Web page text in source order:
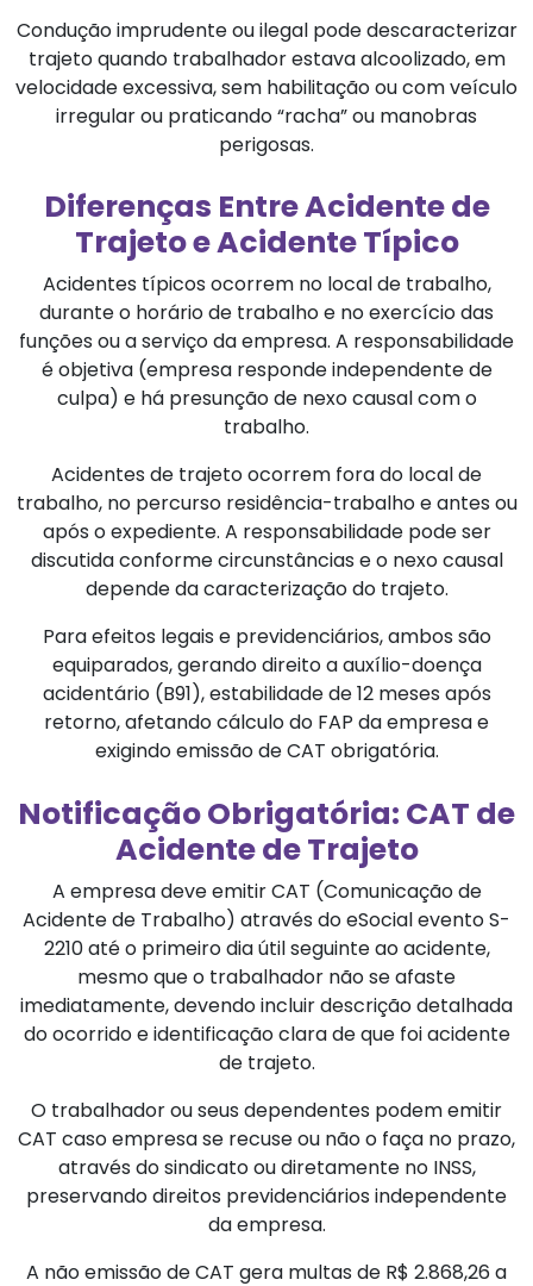
Condução imprudente ou ilegal pode descaracterizar
trajeto quando trabalhador estava alcoolizado, em
velocidade excessiva, sem habilitação ou com veículo
irregular ou praticando “racha” ou manobras
perigosas.
Diferenças Entre Acidente de
Trajeto e Acidente Típico
Acidentes típicos ocorrem no local de trabalho,
durante o horário de trabalho e no exercício das
funções ou a serviço da empresa. A responsabilidade
é objetiva (empresa responde independente de
culpa) e há presunção de nexo causal com o
trabalho.
Acidentes de trajeto ocorrem fora do local de
trabalho, no percurso residência-trabalho e antes ou
após o expediente. A responsabilidade pode ser
discutida conforme circunstâncias e o nexo causal
depende da caracterização do trajeto.
Para efeitos legais e previdenciários, ambos são
equiparados, gerando direito a auxílio-doença
acidentário (B91), estabilidade de 12 meses após
retorno, afetando cálculo do FAP da empresa e
exigindo emissão de CAT obrigatória.
Notificação Obrigatória: CAT de
Acidente de Trajeto
A empresa deve emitir CAT (Comunicação de
Acidente de Trabalho) através do eSocial evento S-
2210 até o primeiro dia útil seguinte ao acidente,
mesmo que o trabalhador não se afaste
imediatamente, devendo incluir descrição detalhada
do ocorrido e identificação clara de que foi acidente
de trajeto.
O trabalhador ou seus dependentes podem emitir
CAT caso empresa se recuse ou não o faça no prazo,
através do sindicato ou diretamente no INSS,
preservando direitos previdenciários independente
da empresa.
A não emissão de CAT gera multas de R$ 2.868,26 a